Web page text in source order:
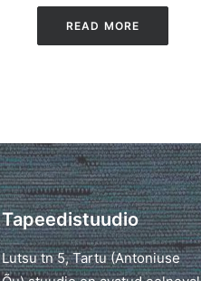
READ MORE
Tapeedistuudio
Lutsu tn 5, Tartu (Antoniuse